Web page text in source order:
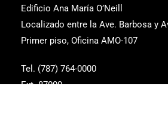
Edificio Ana María O’Neill
Localizado entre la Ave. Barbosa y
Primer piso, Oficina AMO-107
Tel. (787) 764-0000
Ext. 87000